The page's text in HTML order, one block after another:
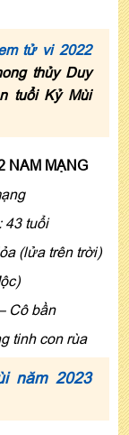
tử vi 2022
thủy Duy
tuổi Kỷ Mùi
NAM MẠNG
43 tuổi
(lửa trên trời)
Cô bần
tinh con rùa
năm 2023